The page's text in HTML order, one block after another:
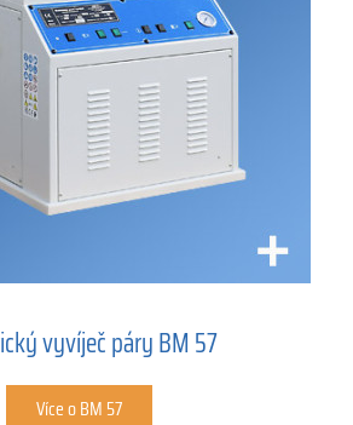
vyvíječ páry BM 57
Více o BM 57